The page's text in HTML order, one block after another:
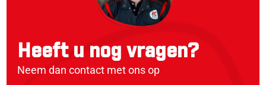
Heeft u nog vragen?
Neem dan contact met ons op